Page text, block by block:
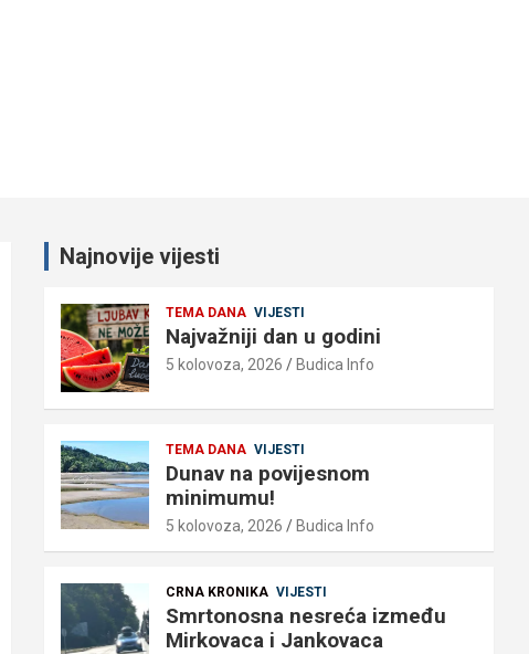
Najnovije vijesti
TEMA DANA VIJESTI
Najvažniji dan u godini
5 kolovoza, 2026 Budica Info
TEMA DANA VIJESTI
Dunav na povijesnom
minimumu!
5 kolovoza, 2026 Budica Info
CRNA KRONIKA VIJESTI
Smrtonosna nesreća između
Mirkovaca i Jankovaca